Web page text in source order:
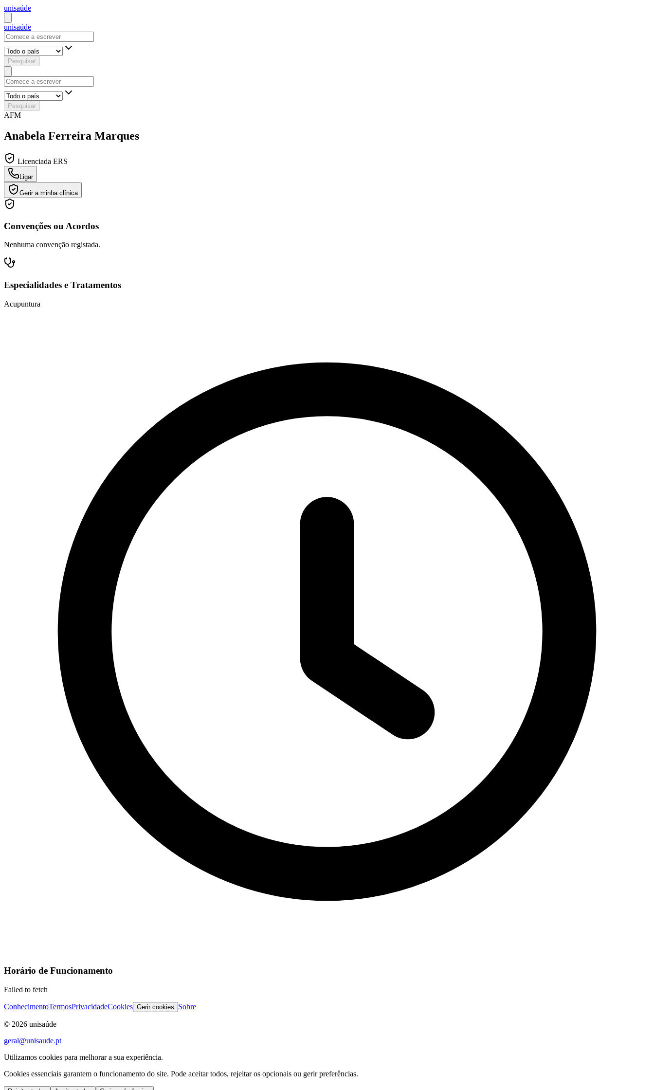
unisaúde
unisaúde
Pesquisar
Pesquisar
AFM
Anabela Ferreira Marques
Licenciada ERS
Ligar
Gerir a minha clínica
Convenções ou Acordos
Nenhuma convenção registada.
Especialidades e Tratamentos
Acupuntura
Horário de Funcionamento
Failed to fetch
ConhecimentoTermosPrivacidadeCookies Gerir cookies Sobre
© 2026 unisaúde
geral@unisaude.pt
Utilizamos cookies para melhorar a sua experiência.
Cookies essenciais garantem o funcionamento do site. Pode aceitar todos, rejeitar os opcionais ou gerir preferências.